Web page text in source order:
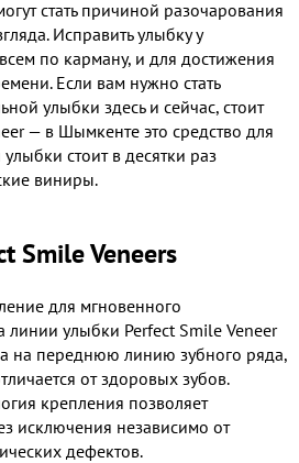
стать причиной разочарования
Исправить улыбку у
по карману, и для достижения
Если вам нужно стать
улыбки здесь и сейчас, стоит
— в Шымкенте это средство для
стоит в десятки раз
виниры.
Smile Veneers
для мгновенного
линии улыбки Perfect Smile Veneer
на переднюю линию зубного ряда,
от здоровых зубов.
крепления позволяет
исключения независимо от
дефектов.